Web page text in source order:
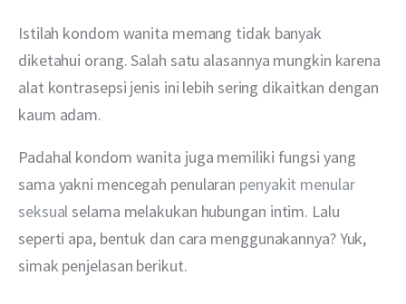
Layanan
Istilah kondom wanita memang tidak banyak
diketahui orang. Salah satu alasannya mungkin karena
alat kontrasepsi jenis ini lebih sering dikaitkan dengan
kaum adam.
Padahal kondom wanita juga memiliki fungsi yang
sama yakni mencegah penularan penyakit menular
seksual selama melakukan hubungan intim. Lalu
seperti apa, bentuk dan cara menggunakannya? Yuk,
simak penjelasan berikut.